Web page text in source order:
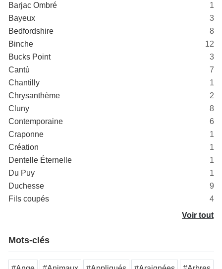
Barjac Ombré
1
Bayeux
3
Bedfordshire
8
Binche
12
Bucks Point
3
Cantù
7
Chantilly
1
Chrysanthème
2
Cluny
8
Contemporaine
6
Craponne
1
Création
1
Dentelle Éternelle
1
Du Puy
1
Duchesse
9
Fils coupés
4
Voir tout
Mots-clés